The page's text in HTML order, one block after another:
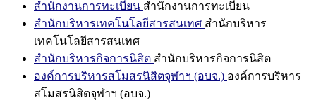
สำนักงานการทะเบียน สำนักงานการทะเบียน
สำนักบริหารเทคโนโลยีสารสนเทศ สำนักบริหาร
เทคโนโลยีสารสนเทศ
สำนักบริหารกิจการนิสิต สำนักบริหารกิจการนิสิต
องค์การบริหารสโมสรนิสิตจุฬาฯ (อบจ.) องค์การบริหาร
สโมสรนิสิตจุฬาฯ (อบจ.)